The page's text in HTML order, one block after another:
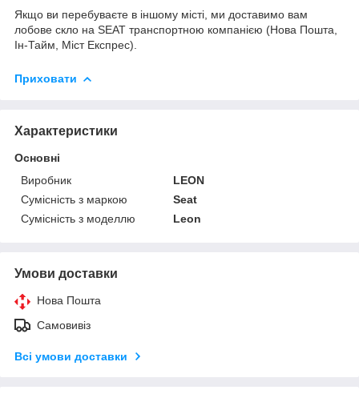
Якщо ви перебуваєте в іншому місті, ми доставимо вам
лобове скло на SEAT транспортною компанією (Нова Пошта,
Ін-Тайм, Міст Експрес).
Приховати
Характеристики
Основні
Виробник
LEON
Сумісність з маркою
Seat
Сумісність з моделлю
Leon
Умови доставки
Нова Пошта
Самовивіз
Всі умови доставки